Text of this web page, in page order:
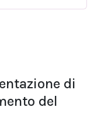
di
del